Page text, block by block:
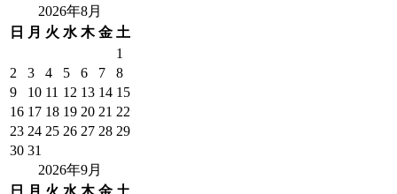
2026年8月
日
月 火 水 木 金 土
1
2
3 4 5 6 7
8
9
10 11 12 13 14 15
16 17 18 19 20 21 22
23 24 25 26 27 28 29
30 31
2026年9月